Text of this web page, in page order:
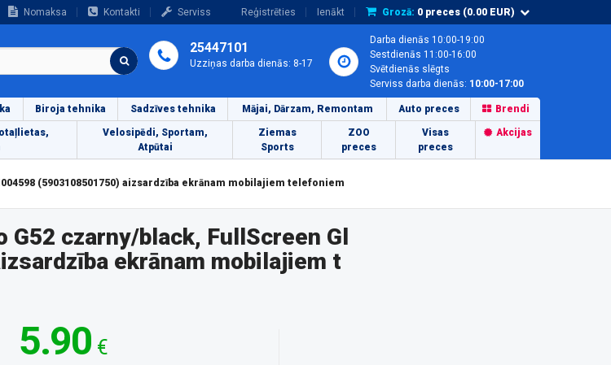
Nomaksa Kontakti Serviss Reģistrēties Ienākt Grozā: 0 preces (0.00 EUR)
25447101
Uzziņas darba dienās: 8-17
Darba dienās 10:00-19:00
Sestdienās 11:00-16:00
Svētdienās slēgts
Serviss darba dienās: 10:00-17:00
Biroja tehnika Sadzīves tehnika Mājai, Dārzam, Remontam Auto preces Brendi
Velosipēdi, Sportam,
Atpūtai
Ziemas
Sports
ZOO
preces
Visas
preces
Akcijas
(5903108501750) aizsardzība ekrānam mobilajiem telefoniem
czarny/black, FullScreen Gl
ekrānam mobilajiem t
5.90 €